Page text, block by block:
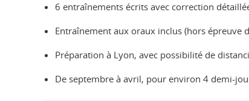
6 entraînements écrits avec correction
Entraînement aux oraux inclus (hors épreuve
Préparation à Lyon, avec possibilité de
De septembre à avril, pour environ 4 demi-